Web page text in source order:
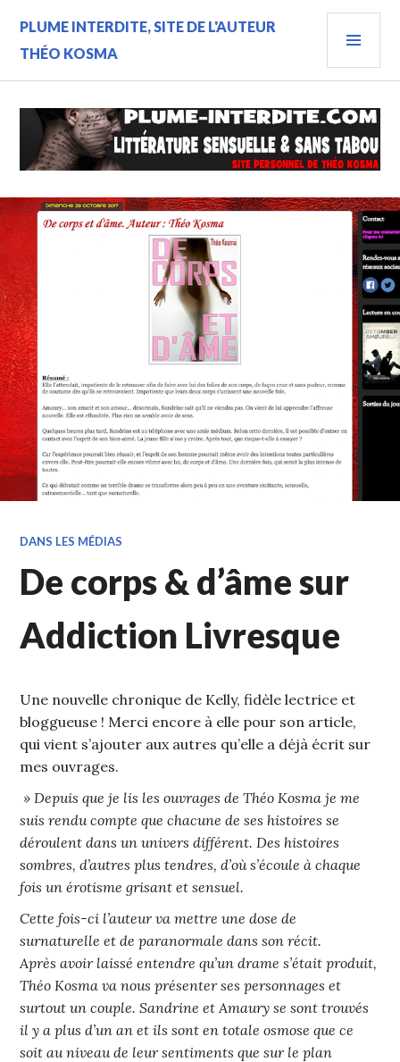
contenu
PLUME INTERDITE, SITE DE L'AUTEUR
THÉO KOSMA
DANS LES MÉDIAS
De corps & d’âme sur
Addiction Livresque
Une nouvelle chronique de Kelly, fidèle lectrice et
bloggueuse ! Merci encore à elle pour son article,
qui vient s’ajouter aux autres qu’elle a déjà écrit sur
mes ouvrages.
» Depuis que je lis les ouvrages de Théo Kosma je me
suis rendu compte que chacune de ses histoires se
déroulent dans un univers différent. Des histoires
sombres, d’autres plus tendres, d’où s’écoule à chaque
fois un érotisme grisant et sensuel.
Cette fois-ci l’auteur va mettre une dose de
surnaturelle et de paranormale dans son récit.
Après avoir laissé entendre qu’un drame s’était produit,
Théo Kosma va nous présenter ses personnages et
surtout un couple. Sandrine et Amaury se sont trouvés
il y a plus d’un an et ils sont en totale osmose que ce
soit au niveau de leur sentiments que sur le plan